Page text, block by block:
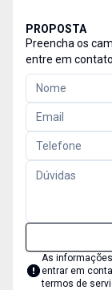
PROPOSTA
Preencha os
entre em contato
As
entrar em
termos de